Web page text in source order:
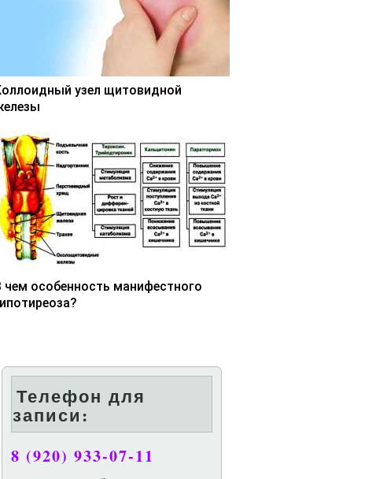
узел щитовидной
чем особенность манифестного
Телефон для
записи:
8 (920) 933-07-11